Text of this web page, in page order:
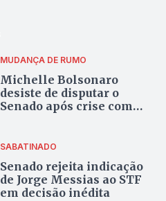
MUDANÇA DE RUMO
Michelle Bolsonaro
desiste de disputar o
Senado após crise com
SABATINADO
Senado rejeita indicação
de Jorge Messias ao STF
em decisão inédita